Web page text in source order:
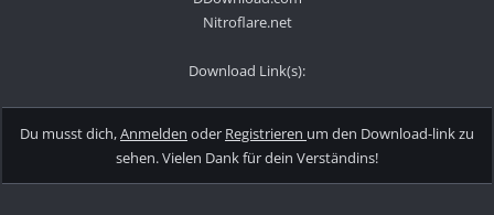
Nitroflare.net
Download Link(s):
Du musst dich,Anmelden oder Registrieren um den Download-link zu
sehen. Vielen Dank für dein Verständins!